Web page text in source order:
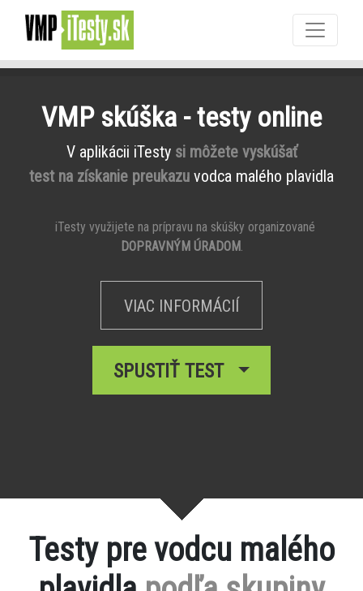
VMP skúška - testy online
V aplikácii iTesty si môžete vyskúšať
test na získanie preukazu vodca malého plavidla
iTesty využijete na prípravu na skúšky organizované
DOPRAVNÝM ÚRADOM.
VIAC INFORMÁCIÍ
SPUSTIŤ TEST
Testy pre vodcu malého